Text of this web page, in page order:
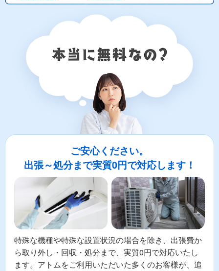
ご安心ください。
出張～処分まで実質0円で対応します！
特殊な機種や特殊な設置状況の場合を除き、出張費か
ら取り外し・回収・処分まで、実質0円で対応いたし
ます。アトムをご利用いただいた多くのお客様が、追